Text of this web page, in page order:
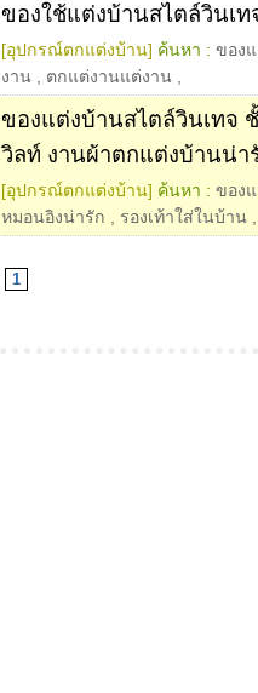
ของใช้แต่งบ้านสไตล์วินเท
[อุปกรณ์ตกแต่งบ้าน] ค้นหา : ของ
งาน
ตกแต่งานแต่งาน
ของแต่งบ้านสไตล์วินเทจ
วิลท์ งานผ้าตกแต่งบ้านน่า
[อุปกรณ์ตกแต่งบ้าน] ค้นหา : ของ
หมอนอิงน่ารัก
รองเท้าใส่ในบ้าน
1